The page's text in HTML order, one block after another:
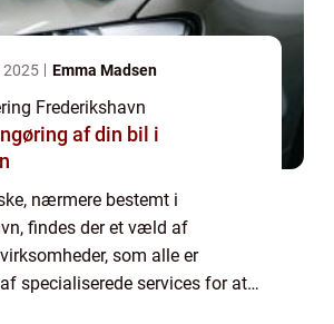
2025 Emma Madsen
Frederikshavn
af din bil i
nærmere bestemt i
findes der et væld af
som alle er
specialiserede services for at